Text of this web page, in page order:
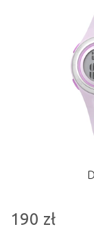
190 zł